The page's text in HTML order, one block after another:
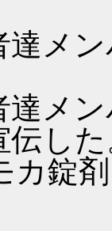
達メ
達メ
伝し
カ錠